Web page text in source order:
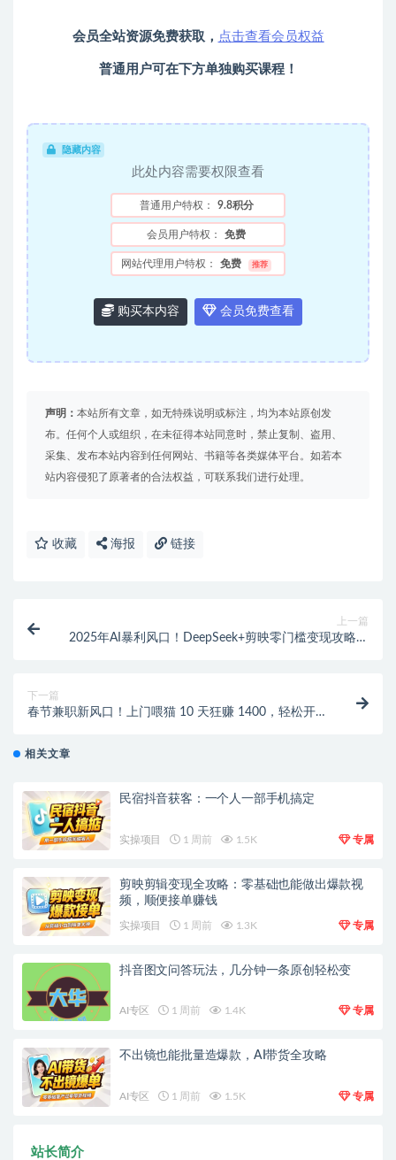
会员全站资源免费获取， 点击查看会员权益
普通用户可在下方单独购买课程！
隐藏内容
此处内容需要权限查看
普通用户特权： 9.8积分
会员用户特权： 免费
网站代理用户特权： 免费 推荐
购买本内容 会员免费查看
声明： 本站所有文章，如无特殊说明或标注，均为本站原创发
布。任何个人或组织，在未征得本站同意时，禁止复制、盗用、
采集、发布本站内容到任何网站、书籍等各类媒体平台。如若本
站内容侵犯了原著者的合法权益，可联系我们进行处理。
收藏 海报 链接
上一篇
2025年AI暴利风口！DeepSeek+剪映零门槛变现攻略｜
下一篇
春节兼职新风口！上门喂猫 10 天狂赚 1400，轻松开启
相关文章
民宿抖音获客：一个人一部手机搞定
实操项目 1 周前 1.5K 专属
剪映剪辑变现全攻略：零基础也能做出爆款视
频，顺便接单赚钱
实操项目 1 周前 1.3K 专属
抖音图文问答玩法，几分钟一条原创轻松变
AI专区 1 周前 1.4K 专属
不出镜也能批量造爆款，AI带货全攻略
AI专区 1 周前 1.5K 专属
站长简介